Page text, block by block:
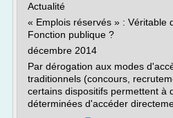
Actualité
« Emplois réservés » : Véritable
Fonction publique ?
décembre 2014
Par dérogation aux modes
traditionnels (concours,
certains dispositifs permettent à
déterminées d'accéder